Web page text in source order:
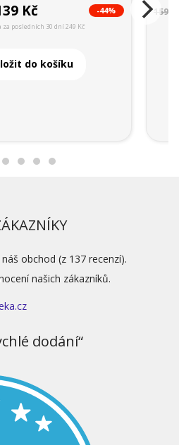
Kč -44%
posledních 30 dní 249 Kč
do košíku
159
obchod (z 137 recenzí).
našich zákazníků.
dodání“